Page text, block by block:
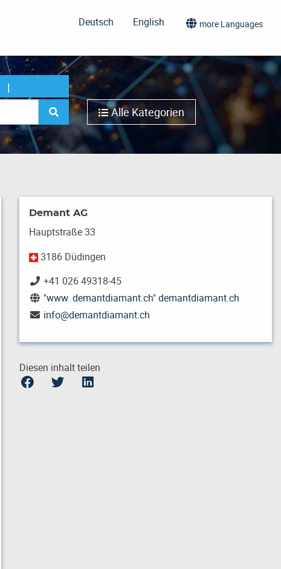
Deutsch English more Languages
Alle Kategorien
Demant AG
Hauptstraße 33
3186 Düdingen
+41 026 49318-45
"www. demantdiamant.ch" demantdiamant.ch
info@demantdiamant.ch
Diesen inhalt teilen